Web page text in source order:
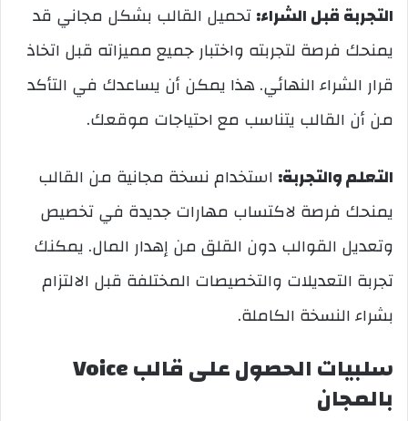
التجربة قبل الشراء:تحميل القالب بشكل مجاني قد
يمنحك فرصة لتجربته واختبار جميع مميزاته قبل اتخاذ
قرار الشراء النهائي. هذا يمكن أن يساعدك في التأكد
من أن القالب يتناسب مع احتياجات موقعك.
التعلم والتجربة: استخدام نسخة مجانية من القالب
يمنحك فرصة لاكتساب مهارات جديدة في تخصيص
وتعديل القوالب دون القلق من إهدار المال. يمكنك
تجربة التعديلات والتخصيصات المختلفة قبل الالتزام
بشراء النسخة الكاملة.
سلبيات الحصول على قالب Voice
بالمجان